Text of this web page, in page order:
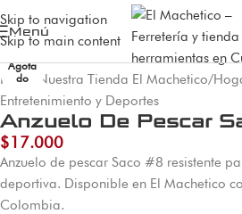
Skip to navigation
Skip to main content
Menú
Agota
do
Inicio Nuestra Tienda El Machetico/
Entretenimiento y Deportes
Anzuelo De Pescar
$17.000
Anzuelo de pescar Saco #8 resistente
deportiva. Disponible en El Machetico
Colombia.